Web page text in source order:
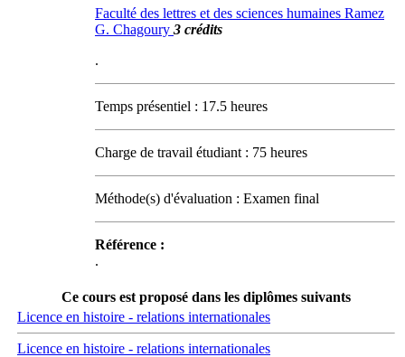
Faculté des lettres et des sciences humaines Ramez
G. Chagoury 3 crédits
.
Temps présentiel : 17.5 heures
Charge de travail étudiant : 75 heures
Méthode(s) d'évaluation : Examen final
Référence :
.
Ce cours est proposé dans les diplômes suivants
Licence en histoire - relations internationales
Licence en histoire - relations internationales